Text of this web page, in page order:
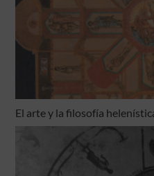
El arte y la filosofía